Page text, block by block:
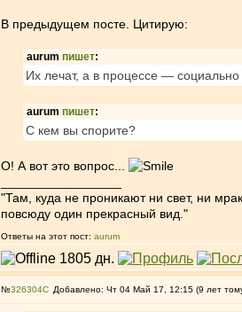
В предыдущем посте. Цитирую:
aurum пишет:
Их лечат, а в процессе — социально
aurum пишет:
С кем вы спорите?
О! А вот это вопрос...
"Там, куда не проникают ни свет, ни
повсюду один прекрасный вид."
Ответы на этот пост: aurum
№326304 Добавлено: Чт 04 Май 17, 12:15 (9 лет